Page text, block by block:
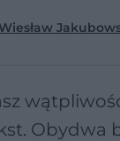
Wiesław
Obydwa